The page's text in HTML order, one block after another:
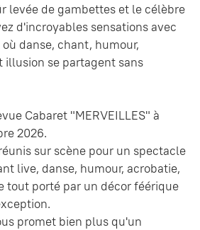
levée de gambettes et le célèbre
d'incroyables sensations avec
danse, chant, humour,
illusion se partagent sans
Cabaret "MERVEILLES" à
2026.
sur scène pour un spectacle
live, danse, humour, acrobatie,
tout porté par un décor féérique
promet bien plus qu'un